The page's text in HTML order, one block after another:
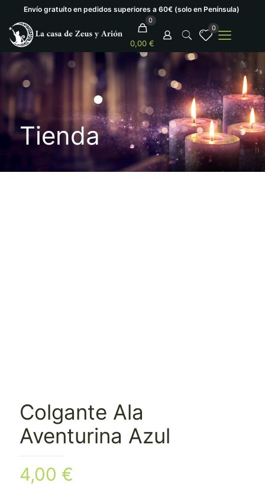
Envío gratuíto en pedidos superiores a 60€ (solo en Península)
0
0,00 €
0
Tienda
Colgante Ala
Aventurina Azul
4,00 €